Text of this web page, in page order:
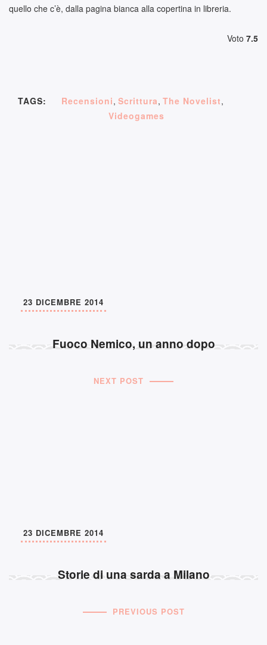
quello che c’è, dalla pagina bianca alla copertina in libreria.
Voto 7.5
TAGS: Recensioni,Scrittura,The Novelist,
Videogames
Fuoco Nemico, un anno dopo
23 DICEMBRE 2014
NEXT POST
Storie di una sarda a Milano
23 DICEMBRE 2014
PREVIOUS POST